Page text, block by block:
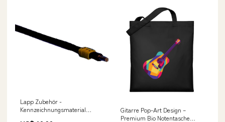
Lapp Zubehör -
Kennzeichnungsmaterial
Gitarre Pop-Art Design –
Premium Bio Notentasche